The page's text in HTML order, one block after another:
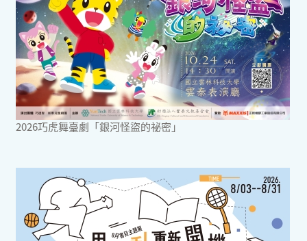
2026巧虎舞臺劇「銀河怪盜的祕密」